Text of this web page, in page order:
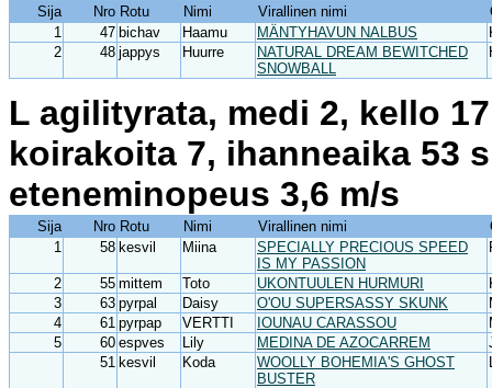
Sija Nro Rotu Nimi Virallinen nimi
1
47 bichav Haamu MÄNTYHAVUN NALBUS
2
48 jappys Huurre
NATURAL DREAM BEWITCHED
SNOWBALL
L agilityrata, medi 2, kello
koirakoita 7, ihanneaika 53
eteneminopeus 3,6 m/s
Sija Nro Rotu Nimi Virallinen nimi
1
58 kesvil Miina
SPECIALLY PRECIOUS SPEED
IS MY PASSION
2 55 mittem Toto UKONTUULEN HURMURI
3
63 pyrpal Daisy O'OU SUPERSASSY SKUNK
4
61 pyrpap VERTTI IOUNAU CARASSOU
5
60 espves Lily MEDINA DE AZOCARREM
51 kesvil Koda
WOOLLY BOHEMIA'S GHOST
BUSTER